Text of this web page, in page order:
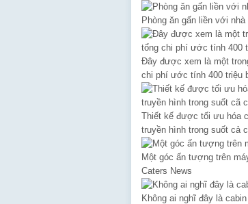
Phòng ăn gấn liền với
Đây được xem là một
chi phí ước tính 400 triệu
Thiết kế được tối ưu hóa
truyền hình trong suốt cả
Một góc ấn tượng trên
Caters News
Không ai nghĩ đây là